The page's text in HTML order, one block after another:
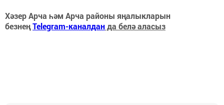
Хәзер Арча һәм Арча районы яңалыкларын
безнеңTelegram-каналданда белә аласыз